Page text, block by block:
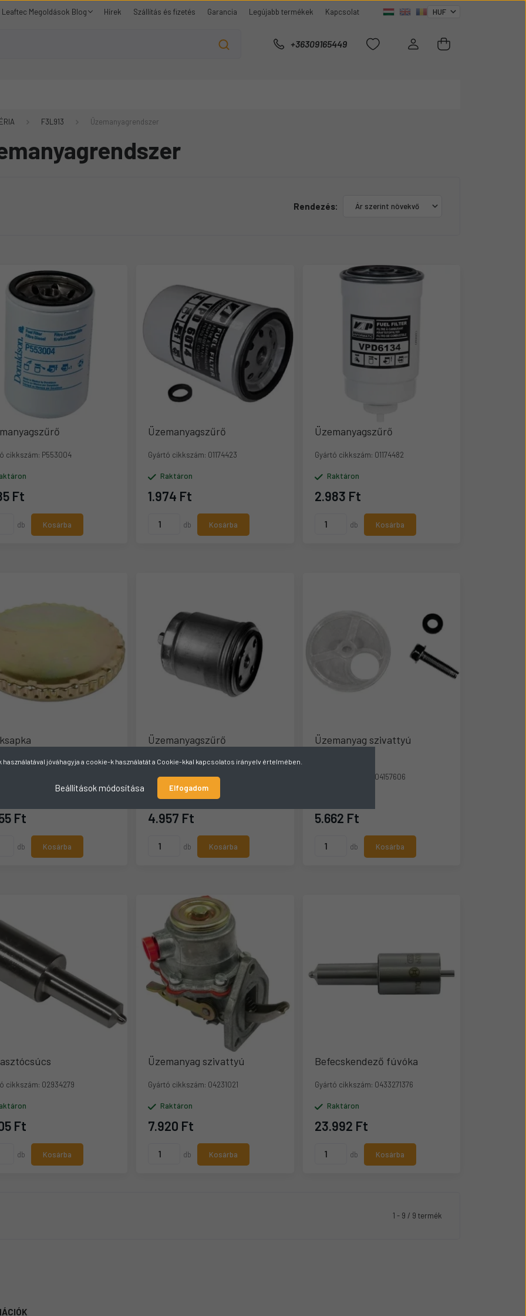
Leaftec Megoldások Blog Hírek Szállítás és fizetés Garancia Legújabb termékek Kapcsolat
+36309165449
F3L913 Üzemanyagrendszer
Rendezés:
cikkszám: P553004
Ft
db Kosárba
Üzemanyagszűrő
Gyártó cikkszám: 01174423
Raktáron
1.974 Ft
db Kosárba
Üzemanyagszűrő
Gyártó cikkszám: 01174482
Raktáron
2.983 Ft
db Kosárba
cikkszám:01244823
Ft
db Kosárba
Üzemanyagszűrő
Gyártó cikkszám:01174483
Raktáron
4.957 Ft
db Kosárba
Üzemanyag szivattyú
04157606
5.662 Ft
db Kosárba
cikkszám: 02934279
Ft
db Kosárba
Üzemanyag szivattyú
Gyártó cikkszám: 04231021
Raktáron
7.920 Ft
db Kosárba
Befecskendező fúvóka
Gyártó cikkszám: 0433271376
Raktáron
23.992 Ft
db Kosárba
1 - 9 / 9 termék
használatával jóváhagyja a cookie-k használatát a Cookie-kkal kapcsolatos irányelv értelmében.
Beállítások módosítása Elfogadom